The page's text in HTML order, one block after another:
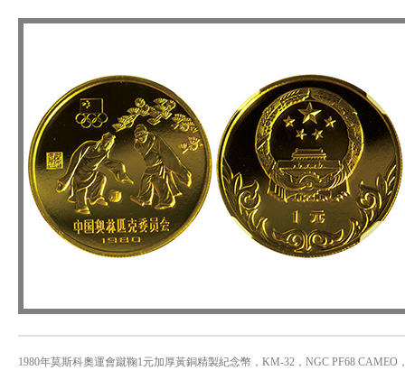
1980年莫斯科奧運會蹴鞠1元加厚黃銅精製紀念幣，KM-32，NGC PF68 CAMEO